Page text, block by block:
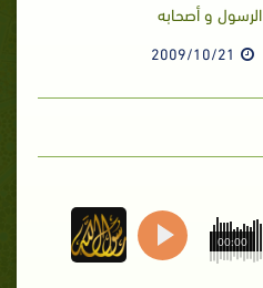
الرسول و أصحابه
2009/10/21
00:00